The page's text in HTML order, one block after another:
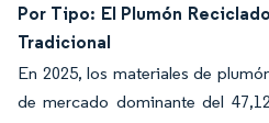
Por Tipo: El Plumón
Tradicional
En 2025, los materiales de
de mercado dominante del